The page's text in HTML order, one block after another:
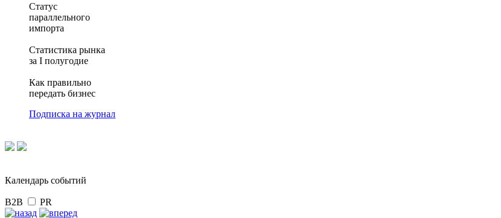
Статус
параллельного
импорта
Статистика рынка
за I полугодие
Как правильно
передать бизнес
Подписка на журнал
Календарь событий
B2B PR